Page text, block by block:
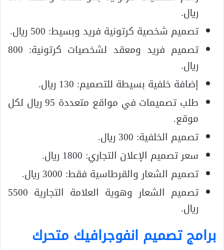
ريال.
تصميم شخصية كرتونية فريد وبسيط: 500 ريال.
تصميم فريد ومعقد لشخصيات كرتونية: 800
ريال.
إضافة خلفية بسيطة للتصميم: 130 ريال.
طلب تصميمات في مواقع متعددة 95 ريال لكل
موقع.
تصميم الخلفية: 300 ريال.
سعر تصميم الإعلان التجاري: 1800 ريال.
تصميم الشعار والقرطاسية فقط: 3000 ريال.
تصميم الشعار وهوية العلامة التجارية 5500
ريال.
برامج تصميم انفوجرافيك متحرك